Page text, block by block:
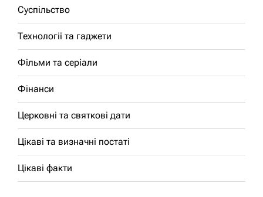
Суспільство
Технології та гаджети
Фільми та серіали
Фінанси
Церковні та святкові дати
Цікаві та визначні постаті
Цікаві факти